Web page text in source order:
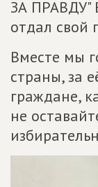
ЗА ПРАВДУ"
отдал свой
Вместе мы
страны, за
граждане,
не